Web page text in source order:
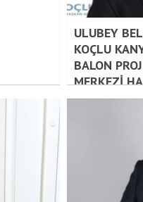
ULUBEY
KOÇLU
BALON
MERKEZİ